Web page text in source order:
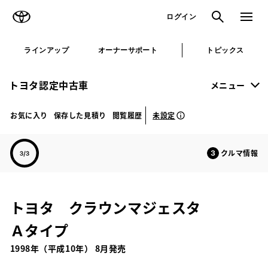
ログイン 検索 メニュ
ラインアップ オーナーサポート トピックス
トヨタ認定中古車 メニュー
お気に入り 保存した見積り 閲覧履歴 未設定
クルマ情報
トヨタ クラウンマジェスタ
Ａタイプ
1998年（平成10年） 8月発売